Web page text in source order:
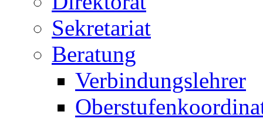
Sekretariat
Beratung
Verbindungslehrer